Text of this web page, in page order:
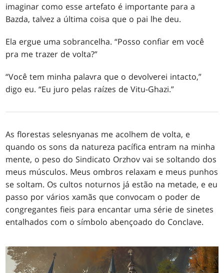
imaginar como esse artefato é importante para a
Bazda, talvez a última coisa que o pai lhe deu.
Ela ergue uma sobrancelha. “Posso confiar em você
pra me trazer de volta?”
“Você tem minha palavra que o devolverei intacto,”
digo eu. “Eu juro pelas raízes de Vitu-Ghazi.”
As florestas selesnyanas me acolhem de volta, e
quando os sons da natureza pacífica entram na minha
mente, o peso do Sindicato Orzhov vai se soltando dos
meus músculos. Meus ombros relaxam e meus punhos
se soltam. Os cultos noturnos já estão na metade, e eu
passo por vários xamãs que convocam o poder de
congregantes fieis para encantar uma série de sinetes
entalhados com o símbolo abençoado do Conclave.